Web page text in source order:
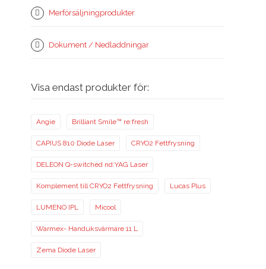
Merförsäljningprodukter
Dokument / Nedladdningar
Visa endast produkter för:
Angie Brilliant Smile™ re:fresh
CAPIUS 810 Diode Laser CRYO2 Fettfrysning
DELEON Q-switched nd:YAG Laser
Komplement till CRYO2 Fettfrysning Lucas Plus
LUMENO IPL Micool
Warmex- Handuksvärmare 11 L
Zema Diode Laser